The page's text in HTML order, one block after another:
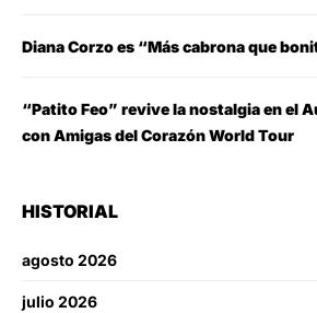
Diana Corzo es “Más cabrona que
“Patito Feo” revive la nostalgia en el
con Amigas del Corazón World Tour
HISTORIAL
agosto 2026
julio 2026